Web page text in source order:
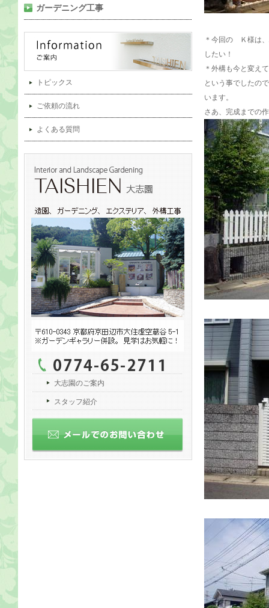
ガーデニング工事
トピックス
ご依頼の流れ
よくある質問
大志園のご案内
スタッフ紹介
＊今回の Ｋ様は
したい！
＊外構も今と変え
という事でしたの
います。
さあ、完成までの